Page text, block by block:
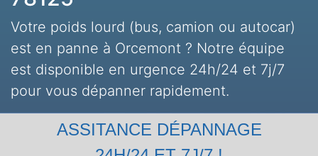
Votre poids lourd (bus, camion ou autocar)
est en panne à Orcemont ? Notre équipe
est disponible en urgence 24h/24 et 7j/7
pour vous dépanner rapidement.
ASSITANCE DÉPANNAGE